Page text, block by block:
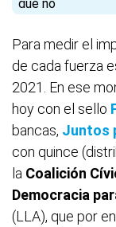
Para medir el
de cada fuerza
2021. En ese
hoy con el sello
bancas, Juntos
con quince
la Coalición
Democracia
(LLA), que por